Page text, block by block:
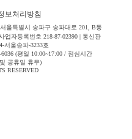
보처리방침
울특별시 송파구 송파대로 201, B동
업자등록번호 218-87-02390 | 통신판
서울송파-3233호
(평일 10:00~17:00 / 점심시간
공휴일 휴무)
RESERVED